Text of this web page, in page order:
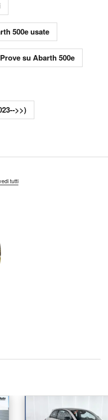
500e usate
Prove su Abarth 500e
>>)
tutti